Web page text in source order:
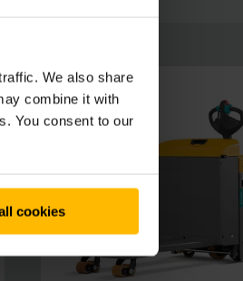
We also share
combine it with
You consent to our
cookies